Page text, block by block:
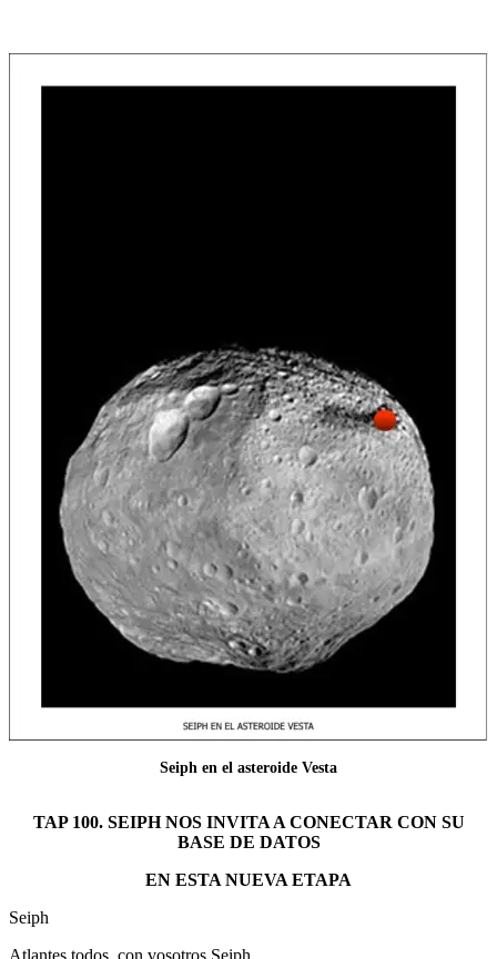
Seiph en el asteroide Vesta
TAP 100. SEIPH NOS INVITA A CONECTAR CON SU
BASE DE DATOS
EN ESTA NUEVA ETAPA
Seiph
Atlantes todos, con vosotros Seiph.